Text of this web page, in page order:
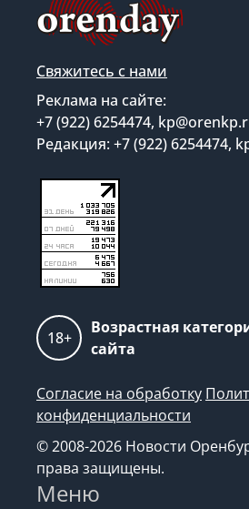
Свяжитесь с нами
Реклама на сайте:
+7 (922) 6254474,
Редакция: +7 (922) 6254474,
18+
Возрастная
сайта
Согласие на обработку
конфиденциальности
© 2008-2026 Новости
права защищены.
Меню